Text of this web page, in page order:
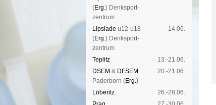
(Erg.) Denk­sport­
zen­trum
Lipsiade u12-u18
(Erg.) Denk­sport­
zen­trum
14.06.
Tep­litz
13.-21.06.
DSEM & DFSEM
Pader­born (Erg.)
20.-21.06.
Lö­be­ritz
26.-28.06.